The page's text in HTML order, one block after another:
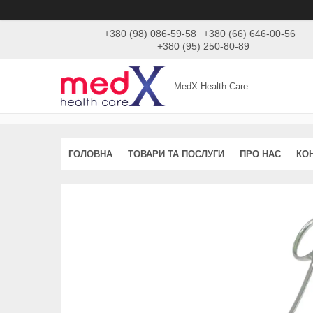
+380 (98) 086-59-58
+380 (66) 646-00-56
+380 (95) 250-80-89
MedX Health Care
ГОЛОВНА ТОВАРИ ТА ПОСЛУГИ ПРО НАС